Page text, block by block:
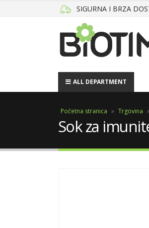
SIGURNA I BRZA
ALL DEPARTMENT
Početna stranica » Trgovina
Sok za